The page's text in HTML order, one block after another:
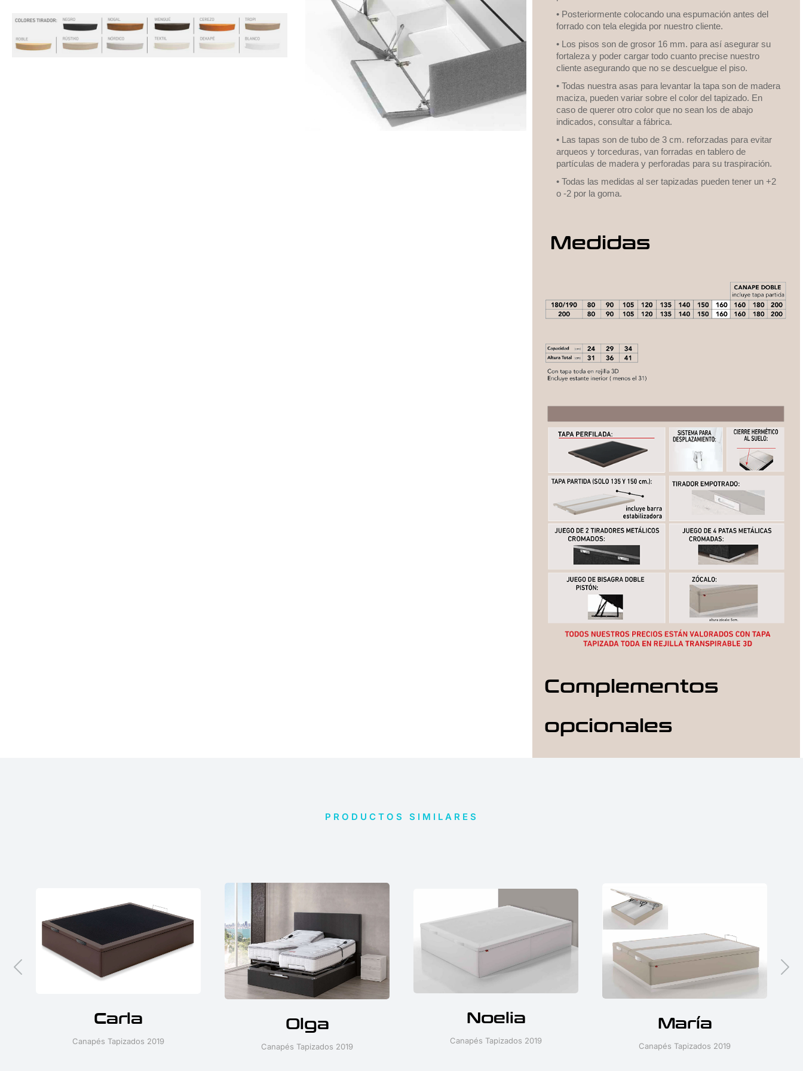
• Posteriormente colocando una espumación antes del
forrado con tela elegida por nuestro cliente.
• Los pisos son de grosor 16 mm. para así asegurar su
fortaleza y poder cargar todo cuanto precise nuestro
cliente asegurando que no se descuelgue el piso.
• Todas nuestra asas para levantar la tapa son de madera
maciza, pueden variar sobre el color del tapizado. En
caso de querer otro color que no sean los de abajo
indicados, consultar a fábrica.
• Las tapas son de tubo de 3 cm. reforzadas para evitar
arqueos y torceduras, van forradas en tablero de
partículas de madera y perforadas para su traspiración.
• Todas las medidas al ser tapizadas pueden tener un +2
o -2 por la goma.
Medidas
Complementos
opcionales
PRODUCTOS SIMILARES
Carla
Canapés Tapizados 2019
Olga
Canapés Tapizados 2019
Noelia
Canapés Tapizados 2019
María
Canapés Tapizados 2019